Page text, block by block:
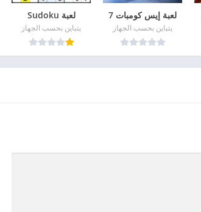
لعبة إيس كومبات 7
يتباين بحسب الجهاز
لعبة Sudoku
يتباين بحسب الجهاز